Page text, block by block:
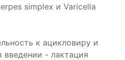
simplex и Varicella
к ацикловиру и
введении - лактация